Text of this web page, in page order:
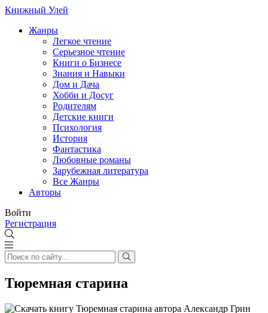
Книжный Улей
Жанры
Легкое чтение
Серьезное чтение
Книги о Бизнесе
Знания и Навыки
Дом и Дача
Хобби и Досуг
Родителям
Детские книги
Психология
История
Фантастика
Любовные романы
Зарубежная литература
Все Жанры
Авторы
Войти
Регистрация
Тюремная старина